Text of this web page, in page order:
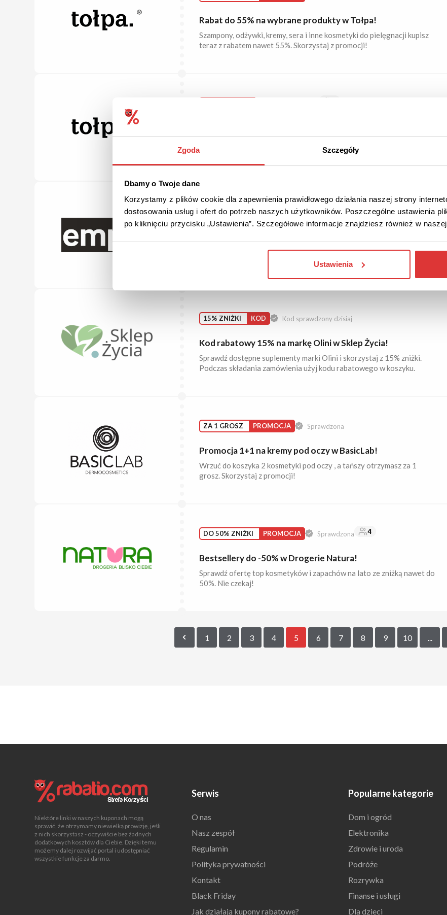
Zgoda Szczegóły
Dbamy o Twoje dane
Korzystamy z plików cookie dla zapewnienia prawidłowego działania naszej strony
dostosowania usług i ofert do potrzeb naszych użytkowników. Poszczególne ustawienia
po kliknięciu przycisku „Ustawienia”. Szczegółowe informacje znajdziesz również w naszej
Ustawienia
Rabat do 55% na wybrane produkty w Tołpa!
Szampony, odżywki, kremy, sera i inne kosmetyki do pielęgnacji kupisz
teraz z rabatem nawet 55%. Skorzystaj z promocji!
zł. Aby skorzystać z oferty, wklej kod rabatowy w koszyku.
2 ZA 40 ZŁ PROMOCJA Sprawdzona
Kup dwie książki objęte promocją, a zapłacisz za zestaw 40 zł. Sprawdź
15% ZNIŻKI KOD Kod sprawdzony dzisiaj
Kod rabatowy 15% na markę Olini w Sklep Życia!
Sprawdź dostępne suplementy marki Olini i skorzystaj z 15% zniżki.
Podczas składania zamówienia użyj kodu rabatowego w koszyku.
ZA 1 GROSZ PROMOCJA Sprawdzona
Promocja 1+1 na kremy pod oczy w BasicLab!
Wrzuć do koszyka 2 kosmetyki pod oczy , a tańszy otrzymasz za 1
grosz. Skorzystaj z promocji!
DO 50% ZNIŻKI PROMOCJA Sprawdzona 4
Bestsellery do -50% w Drogerie Natura!
Sprawdź ofertę top kosmetyków i zapachów na lato ze zniżką nawet do
50%. Nie czekaj!
1 2 3 4 5 6 7 8 9 10
Niektóre linki w naszych kuponach mogą
sprawić, że otrzymamy niewielką prowizję, jeśli
z nich skorzystasz - oczywiście bez żadnych
dodatkowych kosztów dla Ciebie. Dzięki temu
możemy dalej rozwijać portal i udostępniać
wszystkie funkcje za darmo.
Serwis
O nas
Nasz zespół
Regulamin
Polityka prywatności
Kontakt
Black Friday
Jak działają kupony rabatowe?
Popularne kategorie
Dom i ogród
Elektronika
Zdrowie i uroda
Podróże
Rozrywka
Finanse i usługi
Dla dzieci